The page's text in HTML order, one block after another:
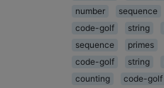
number
sequence
code-golf
string
sequence
primes
code-golf
string
counting
code-golf